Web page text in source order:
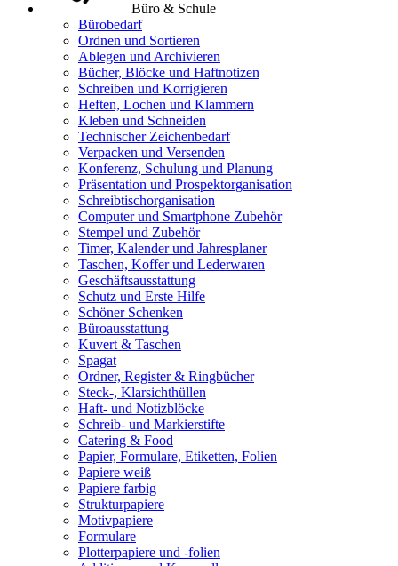
Büro & Schule
Bürobedarf
Ordnen und Sortieren
Ablegen und Archivieren
Bücher, Blöcke und Haftnotizen
Schreiben und Korrigieren
Heften, Lochen und Klammern
Kleben und Schneiden
Technischer Zeichenbedarf
Verpacken und Versenden
Konferenz, Schulung und Planung
Präsentation und Prospektorganisation
Schreibtischorganisation
Computer und Smartphone Zubehör
Stempel und Zubehör
Timer, Kalender und Jahresplaner
Taschen, Koffer und Lederwaren
Geschäftsausstattung
Schutz und Erste Hilfe
Schöner Schenken
Büroausstattung
Kuvert & Taschen
Spagat
Ordner, Register & Ringbücher
Steck-, Klarsichthüllen
Haft- und Notizblöcke
Schreib- und Markierstifte
Catering & Food
Papier, Formulare, Etiketten, Folien
Papiere weiß
Papiere farbig
Strukturpapiere
Motivpapiere
Formulare
Plotterpapiere und -folien